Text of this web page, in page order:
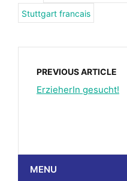
Stuttgart francais
PREVIOUS ARTICLE
ErzieherIn gesucht!
MENU